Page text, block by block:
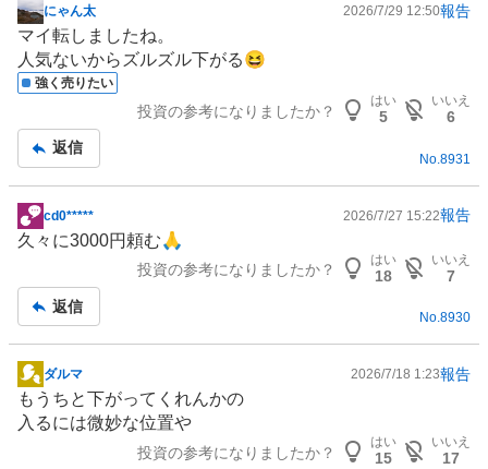
掲
示
板
記
にゃん太 2026/7/29 12:50報告
マイ転しましたね。
人気ないからズルズル下がる😆
強く売りたい
投資の参考になりましたか？
はい
5
いいえ
6
返信
No. 8931
掲
示
事
cd0***** 2026/7/27 15:22報告
久々に3000円頼む🙏
投資の参考になりましたか？
はい
18
いいえ
7
返信
No.8930
掲
示
板
ダルマ 2026/7/18 1:23報告
もうちと下がってくれんかの
入るには微妙な位置や
投資の参考になりましたか？
はい
15
いいえ
17